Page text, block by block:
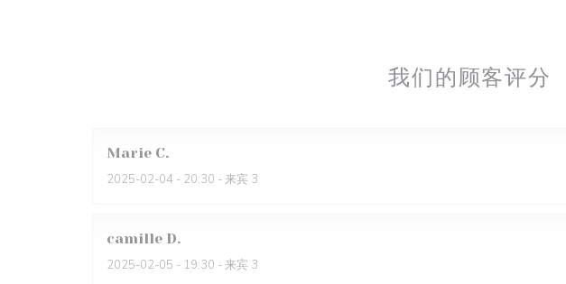
我们的顾客评分
Marie C
2025-02-04 - 20:30 - 来宾 3
camille D
2025-02-05 - 19:30 - 来宾 3